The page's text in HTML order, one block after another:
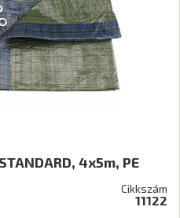
4x5m, PE
Cikkszám
11122